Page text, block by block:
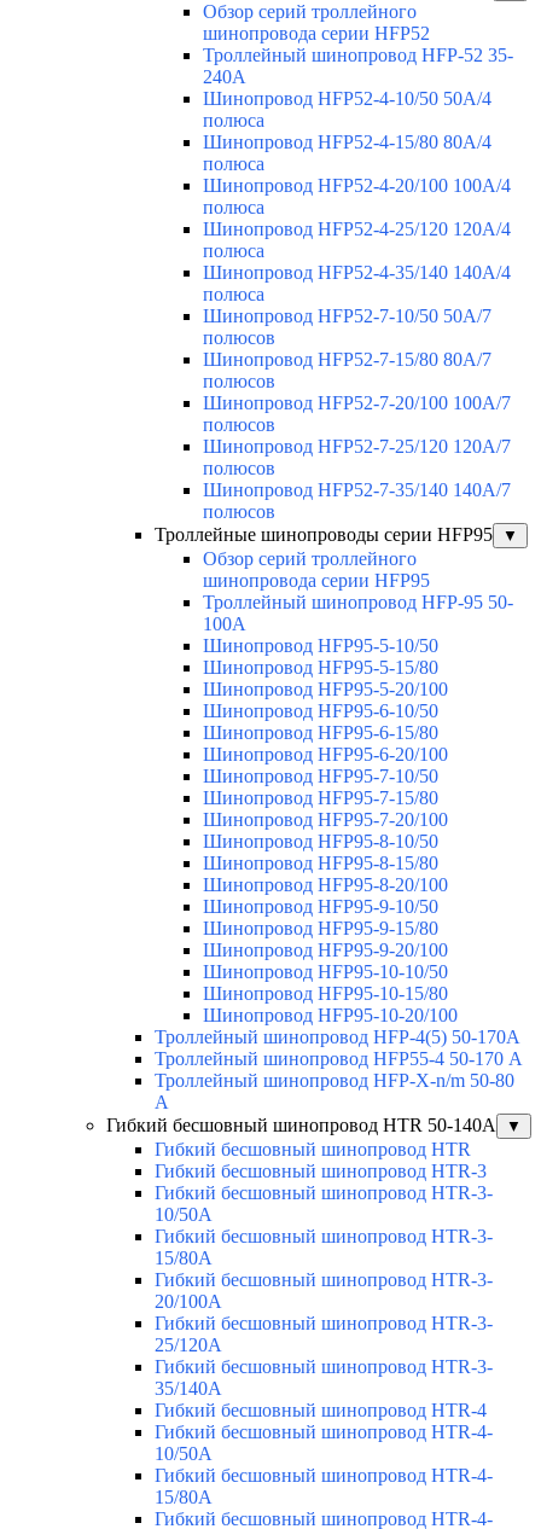
Обзор серий троллейного
шинопровода серии HFP52
Троллейный шинопровод HFP-52 35-
240А
Шинопровод HFP52-4-10/50 50A/4
полюса
Шинопровод HFP52-4-15/80 80A/4
полюса
Шинопровод HFP52-4-20/100 100А/4
полюса
Шинопровод HFP52-4-25/120 120А/4
полюса
Шинопровод HFP52-4-35/140 140А/4
полюса
Шинопровод HFP52-7-10/50 50А/7
полюсов
Шинопровод HFP52-7-15/80 80А/7
полюсов
Шинопровод HFP52-7-20/100 100А/7
полюсов
Шинопровод HFP52-7-25/120 120А/7
полюсов
Шинопровод HFP52-7-35/140 140А/7
полюсов
Троллейные шинопроводы серии HFP95
▼
Обзор серий троллейного
шинопровода серии HFP95
Троллейный шинопровод HFP-95 50-
100А
Шинопровод HFP95-5-10/50
Шинопровод HFP95-5-15/80
Шинопровод HFP95-5-20/100
Шинопровод HFP95-6-10/50
Шинопровод HFP95-6-15/80
Шинопровод HFP95-6-20/100
Шинопровод HFP95-7-10/50
Шинопровод HFP95-7-15/80
Шинопровод HFP95-7-20/100
Шинопровод HFP95-8-10/50
Шинопровод HFP95-8-15/80
Шинопровод HFP95-8-20/100
Шинопровод HFP95-9-10/50
Шинопровод HFP95-9-15/80
Шинопровод HFP95-9-20/100
Шинопровод HFP95-10-10/50
Шинопровод HFP95-10-15/80
Шинопровод HFP95-10-20/100
Троллейный шинопровод HFP-4(5) 50-170A
Троллейный шинопровод HFP55-4 50-170 А
Троллейный шинопровод HFP-X-n/m 50-80
A
Гибкий бесшовный шинопровод HTR 50-140А
▼
Гибкий бесшовный шинопровод HTR
Гибкий бесшовный шинопровод HTR-3
Гибкий бесшовный шинопровод HTR-3-
10/50A
Гибкий бесшовный шинопровод HTR-3-
15/80A
Гибкий бесшовный шинопровод HTR-3-
20/100A
Гибкий бесшовный шинопровод HTR-3-
25/120A
Гибкий бесшовный шинопровод HTR-3-
35/140A
Гибкий бесшовный шинопровод HTR-4
Гибкий бесшовный шинопровод HTR-4-
10/50A
Гибкий бесшовный шинопровод HTR-4-
15/80A
Гибкий бесшовный шинопровод HTR-4-